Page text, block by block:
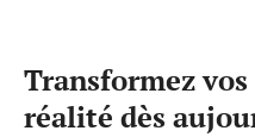
Transformez
réalité dès